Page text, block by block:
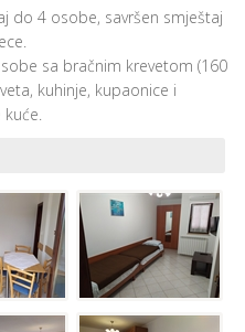
do 4 osobe, savršen smještaj
sa bračnim krevetom (160
kuhinje, kupaonice i